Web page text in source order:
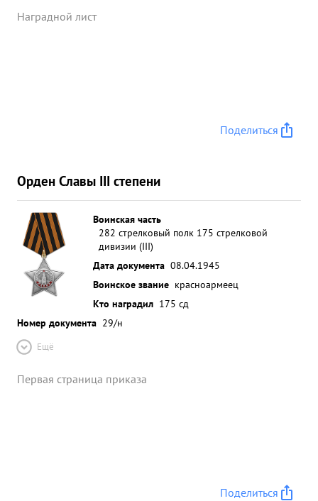
Наградной лист
Поделиться
Орден Славы III степени
Воинская часть
282 стрелковый полк 175 стрелковой
дивизии (III)
Дата документа 08.04.1945
Воинское звание красноармеец
Кто наградил 175 сд
Номер документа 29/н
Ещё
Первая страница приказа
Поделиться